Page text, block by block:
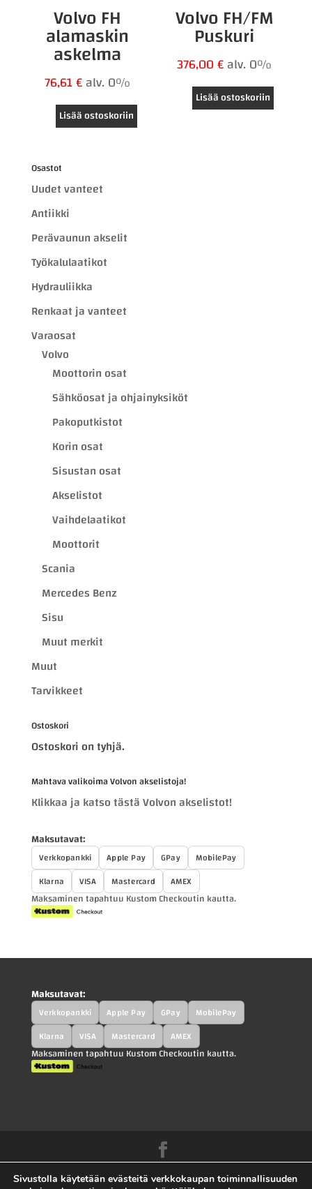
Volvo FH
alamaskin
askelma
76,61€alv. 0%
Lisää ostoskoriin
Volvo FH/FM
Puskuri
376,00€alv. 0%
Lisää ostoskoriin
Osastot
Uudet vanteet
Antiikki
Perävaunun akselit
Työkalulaatikot
Hydrauliikka
Renkaat ja vanteet
Varaosat
Volvo
Moottorin osat
Sähköosat ja ohjainyksiköt
Pakoputkistot
Korin osat
Sisustan osat
Akselistot
Vaihdelaatikot
Moottorit
Scania
Mercedes Benz
Sisu
Muut merkit
Muut
Tarvikkeet
Ostoskori
Ostoskori on tyhjä.
Mahtava valikoima Volvon akselistoja!
Klikkaa ja katso tästä Volvon akselistot!
Maksutavat:
Verkkopankki Apple Pay GPay
MobilePay
Klarna
VISA Mastercard AMEX
Maksaminen tapahtuu Kustom Checkoutin kautta.
Maksutavat:
Verkkopankki Apple Pay GPay
MobilePay
Klarna
VISA Mastercard AMEX
Maksaminen tapahtuu Kustom Checkoutin kautta.
Kah-Parts.fi - Kah-Trucks.fi - Kauppilan
Sivustolla käytetään evästeitä verkkokaupan toiminnallisuuden